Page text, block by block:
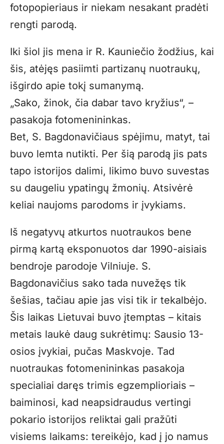
fotopopieriaus ir niekam nesakant pradėti
rengti parodą.
Iki šiol jis mena ir R. Kauniečio žodžius, kai
šis, atėjęs pasiimti partizanų nuotraukų,
išgirdo apie tokį sumanymą.
„Sako, žinok, čia dabar tavo kryžius“, –
pasakoja fotomenininkas.
Bet, S. Bagdonavičiaus spėjimu, matyt, tai
buvo lemta nutikti. Per šią parodą jis pats
tapo istorijos dalimi, likimo buvo suvestas
su daugeliu ypatingų žmonių. Atsivėrė
keliai naujoms parodoms ir įvykiams.
Iš negatyvų atkurtos nuotraukos bene
pirmą kartą eksponuotos dar 1990-aisiais
bendroje parodoje Vilniuje. S.
Bagdonavičius sako tada nuvežęs tik
šešias, tačiau apie jas visi tik ir tekalbėjo.
Šis laikas Lietuvai buvo įtemptas – kitais
metais laukė daug sukrėtimų: Sausio 13-
osios įvykiai, pučas Maskvoje. Tad
nuotraukas fotomenininkas pasakoja
specialiai daręs trimis egzemplioriais –
baiminosi, kad neapsidraudus vertingi
pokario istorijos reliktai gali pražūti
visiems laikams: tereikėjo, kad į jo namus